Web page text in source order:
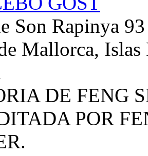
Son Rapinya 93
Mallorca, Islas
DE FENG
POR